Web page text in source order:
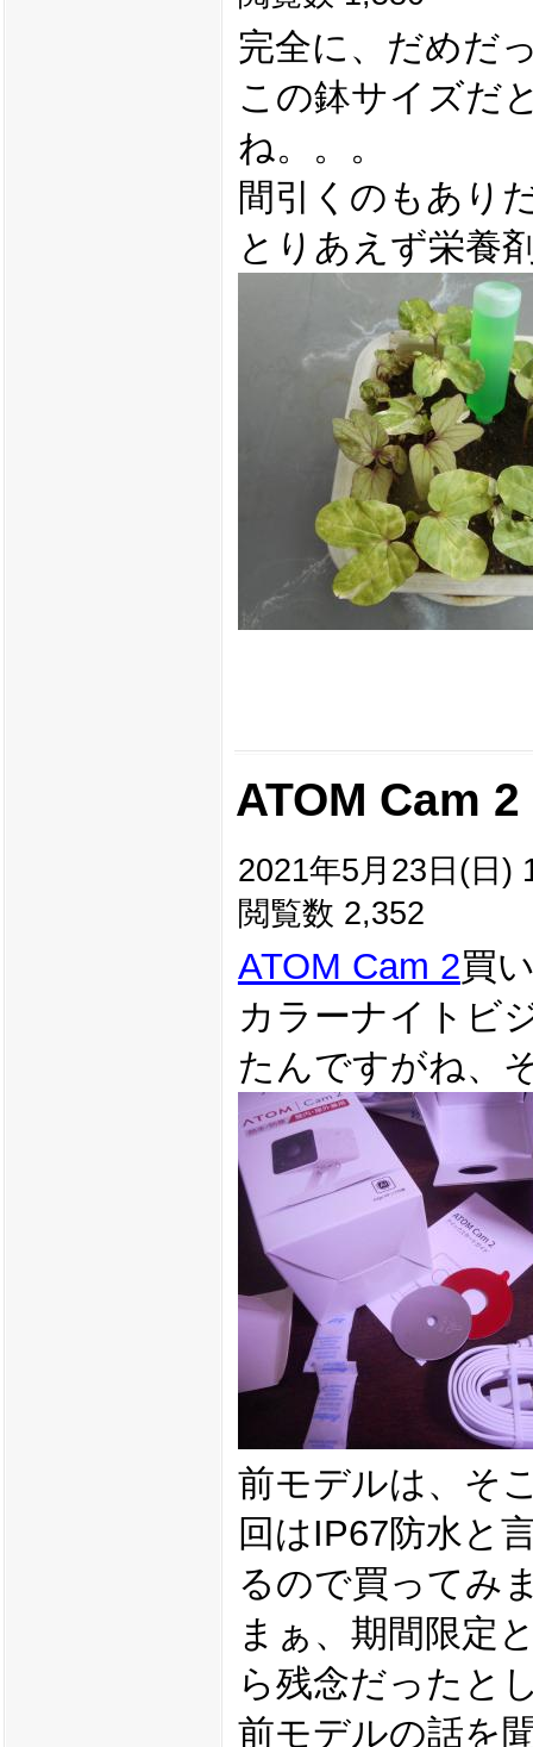
完全に、だめだ
この鉢サイズだ
ね。。。
間引くのもあり
とりあえず栄養
ATOM Cam
2021年5月23日(日)
閲覧数 2,352
ATOM Cam 2買
カラーナイトビ
たんですがね、
前モデルは、そ
回はIP67防水と
るので買ってみ
まぁ、期間限定
ら残念だったと
前モデルの話を